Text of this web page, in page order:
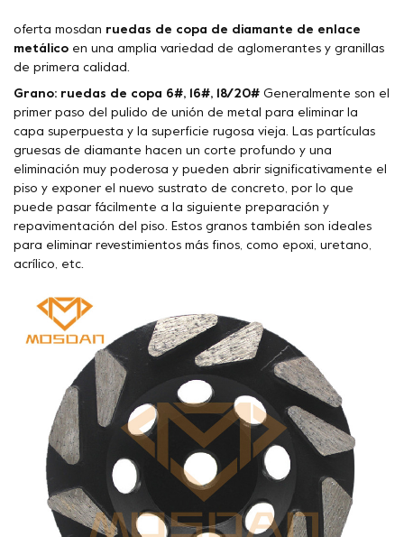
oferta mosdan ruedas de copa de diamante de enlace
metálico en una amplia variedad de aglomerantes y granillas
de primera calidad.
Grano: ruedas de copa 6#, 16#, 18/20# Generalmente son el
primer paso del pulido de unión de metal para eliminar la
capa superpuesta y la superficie rugosa vieja. Las partículas
gruesas de diamante hacen un corte profundo y una
eliminación muy poderosa y pueden abrir significativamente el
piso y exponer el nuevo sustrato de concreto, por lo que
puede pasar fácilmente a la siguiente preparación y
repavimentación del piso. Estos granos también son ideales
para eliminar revestimientos más finos, como epoxi, uretano,
acrílico, etc.